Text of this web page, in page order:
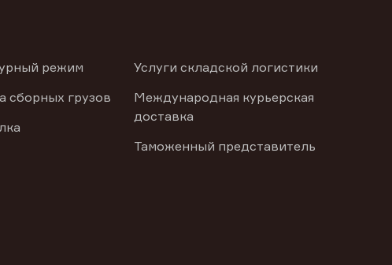
режим
сборных грузов
Услуги складской логистики
Международная курьерская
доставка
Таможенный представитель